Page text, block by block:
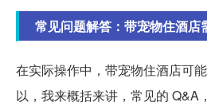
常见问题解答：带宠物住酒店
在实际操作中，带宠物住酒店可
以，我来概括来讲，常见的 Q&A